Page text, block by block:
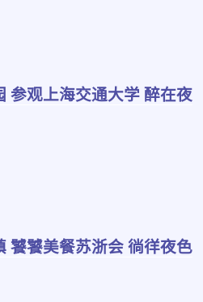
参观上海交通大学 醉在夜
饕饕美餐苏浙会 徜徉夜色